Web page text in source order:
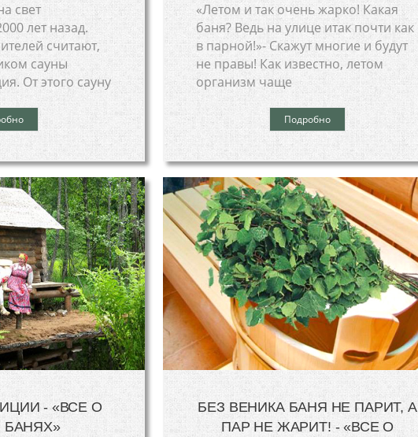
свет
лет назад.
считают,
сауны
От этого сауну
«Летом и так очень жарко! Какая
баня? Ведь на улице итак почти как
в парной!»- Скажут многие и будут
не правы! Как известно, летом
организм чаще
Подробно
- «ВСЕ О
БАНЯХ»
БЕЗ ВЕНИКА БАНЯ НЕ ПАРИТ, А
ПАР НЕ ЖАРИТ! - «ВСЕ О